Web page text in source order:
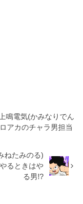
鳴電気(かみなりでん
アカのチャラ男担当
ねたみのる)
るときはや
る男!?